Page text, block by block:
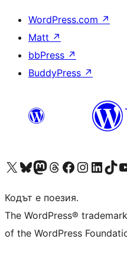
WordPress.com ↗
Matt ↗
bbPress ↗
BuddyPress ↗
Visit our X (formerly Twitter) account
Visit our Bluesky account
Visit our Mastodon account
Visit our Threads account
Посетете нашата страница във Facebook
Посетете нашия профил
Посетете нашия
Visit our
Кодът е поезия.
The WordPress®
of the WordPress